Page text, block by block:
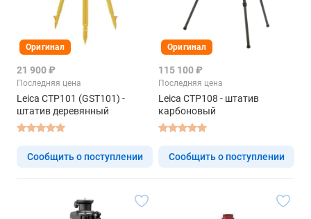
Оригинал
21 900 ₽
Последняя цена
Leica CTP101 (GST101) -
штатив деревянный
Сообщить о поступлении
Оригинал
115 100 ₽
Последняя цена
Leica CTP108 - штатив
карбоновый
Сообщить о поступлении